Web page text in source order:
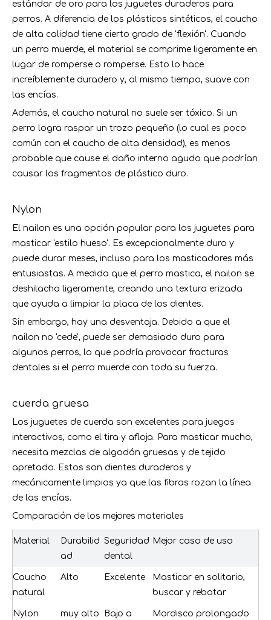
estándar de oro para los juguetes duraderos para
perros. A diferencia de los plásticos sintéticos, el caucho
de alta calidad tiene cierto grado de 'flexión'. Cuando
un perro muerde, el material se comprime ligeramente en
lugar de romperse o romperse. Esto lo hace
increíblemente duradero y, al mismo tiempo, suave con
las encías.
Además, el caucho natural no suele ser tóxico. Si un
perro logra raspar un trozo pequeño (lo cual es poco
común con el caucho de alta densidad), es menos
probable que cause el daño interno agudo que podrían
causar los fragmentos de plástico duro.
Nylon
El nailon es una opción popular para los juguetes para
masticar 'estilo hueso'. Es excepcionalmente duro y
puede durar meses, incluso para los masticadores más
entusiastas. A medida que el perro mastica, el nailon se
deshilacha ligeramente, creando una textura erizada
que ayuda a limpiar la placa de los dientes.
Sin embargo, hay una desventaja. Debido a que el
nailon no 'cede', puede ser demasiado duro para
algunos perros, lo que podría provocar fracturas
dentales si el perro muerde con toda su fuerza.
cuerda gruesa
Los juguetes de cuerda son excelentes para juegos
interactivos, como el tira y afloja. Para masticar mucho,
necesita mezclas de algodón gruesas y de tejido
apretado. Estos son dientes duraderos y
mecánicamente limpios ya que las fibras rozan la línea
de las encías.
Comparación de los mejores materiales
Material
Durabilid
ad
Seguridad
dental
Mejor caso de uso
Caucho
natural
Alto Excelente
Masticar en solitario,
buscar y rebotar
Nylon muy alto
Bajo a
Mordisco prolongado